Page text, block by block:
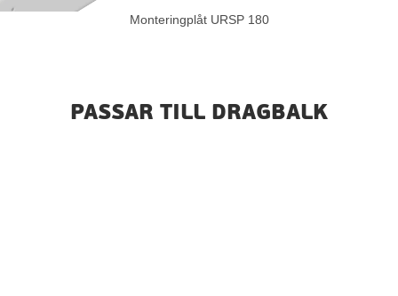
Monteringplåt URSP 180
PASSAR TILL DRAGBALK